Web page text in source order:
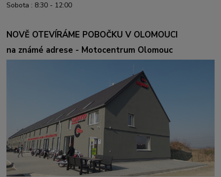
Sobota : 8:30 - 12:00
NOVĚ OTEVÍRÁME POBOČKU V OLOMOUCI
na známé adrese - Motocentrum Olomouc